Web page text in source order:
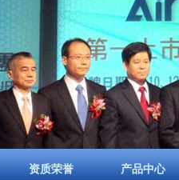
资质荣誉 产品中心